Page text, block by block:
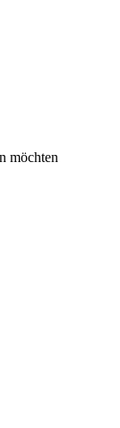
möchten